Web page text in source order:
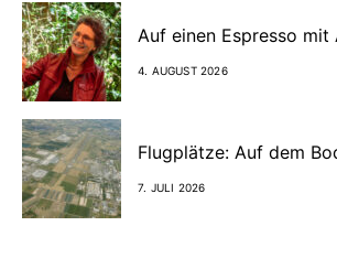
Auf einen Espresso mit
4. AUGUST 2026
Flugplätze: Auf dem
7. JULI 2026